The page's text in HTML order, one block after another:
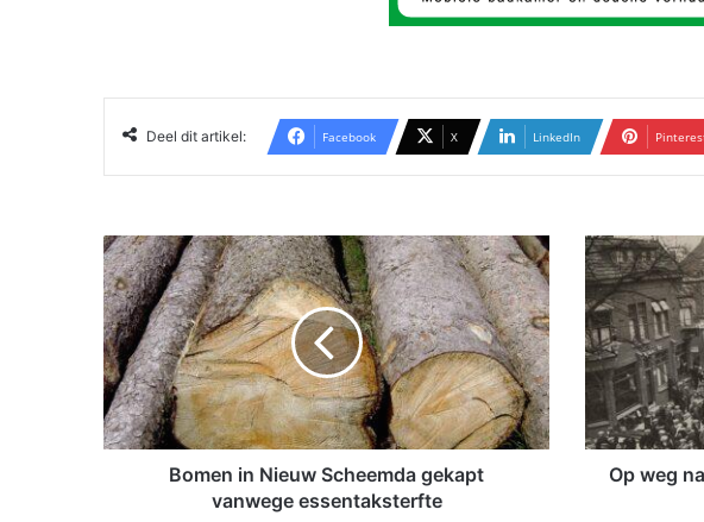
Deel dit artikel: Facebook X LinkedIn
B
o
m
e
n
i
n
N
i
Bomen in Nieuw Scheemda gekapt
vanwege essentaksterfte
O
p
w
e
g
n
a
r
Op weg